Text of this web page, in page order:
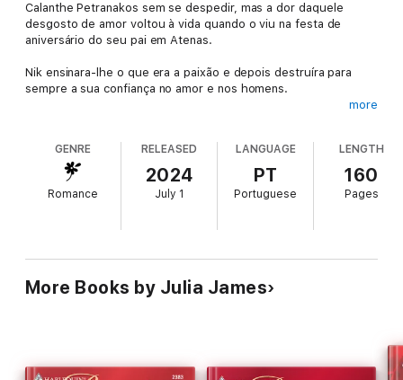
Calanthe Petranakos sem se despedir, mas a dor daquele
desgosto de amor voltou à vida quando o viu na festa de
aniversário do seu pai em Atenas.
Nik ensinara-lhe o que era a paixão e depois destruíra para
sempre a sua confiança no amor e nos homens.
chocante do grego deixou-a sem fôlego.
Porque, embora aceitar o casamento fosse a única forma de
ajudar o seu pai doente, sabia que estava a voltar para a
more
GENRE
Romance
RELEASED
2024
July 1
LANGUAGE
PT
Portuguese
LENGTH
160
Pages
More Books by Julia James